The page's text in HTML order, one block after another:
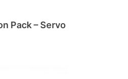
Pack – Servo